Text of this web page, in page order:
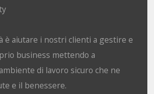
è aiutare i nostri clienti a gestire e
business mettendo a
di lavoro sicuro che ne
e il benessere.